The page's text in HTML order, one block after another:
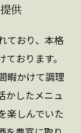
供
ており、本格
おります。
暇かけて調理
かしたメニュ
楽しんでいた